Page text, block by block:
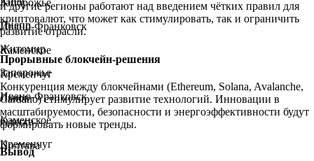
Запорожье
Ивано-Франковск
Каменское
Кременчуг
Львов
Одесса
Полтава
Днепр
Житомир
Запорожье
Ивано-Франковск
Каменское
Кременчуг
и другие регионы работают над введением чётких правил для
криптовалют, что может как стимулировать, так и ограничить
развитие отрасли.
Прорывные блокчейн-решения
Конкуренция между блокчейнами (Ethereum, Solana, Avalanche,
Cardano) стимулирует развитие технологий. Инновации в
масштабируемости, безопасности и энергоэффективности будут
формировать новые тренды.
Вывод